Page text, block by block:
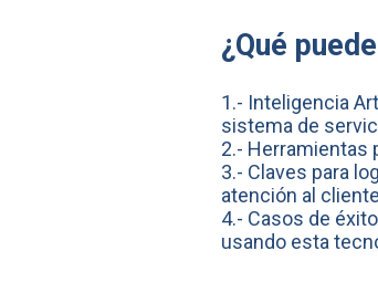
¿Qué
1.- Inteligencia
sistema de
2.- Herramientas
3.- Claves para
atención al
4.- Casos de
usando esta